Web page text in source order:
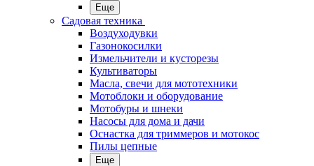
Еще
Садовая техника
Воздуходувки
Газонокосилки
Измельчители и кусторезы
Культиваторы
Масла, свечи для мототехники
Мотоблоки и оборудование
Мотобуры и шнеки
Насосы для дома и дачи
Оснастка для триммеров и мотокос
Пилы цепные
Еще